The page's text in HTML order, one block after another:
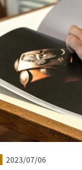
2023/07/06